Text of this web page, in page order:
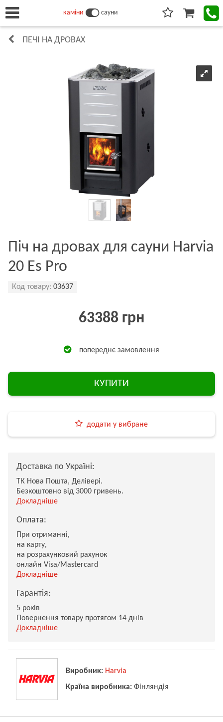
каміни сауни
ПЕЧІ НА ДРОВАХ
Піч на дровах для сауни Harvia
20 Es Pro
Код товару: 03637
63388 грн
попереднє замовлення
КУПИТИ
додати у вибране
Доставка по Україні:
ТК Нова Пошта, Делівері.
Безкоштовно від 3000 гривень.
Докладніше
Оплата:
При отриманні,
на карту,
на розрахунковий рахунок
онлайн Visa/Mastercard
Докладніше
Гарантія:
5 років
Повернення товару протягом 14 днів
Докладніше
Виробник: Harvia
Країна виробника: Фінляндія